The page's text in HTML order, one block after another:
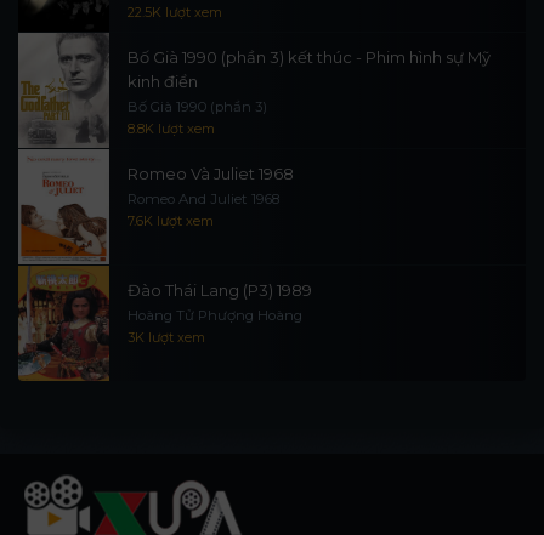
22.5K lượt xem
Bố Già 1990 (phần 3) kết thúc - Phim hình sự Mỹ
kinh điển
Bố Già 1990 (phần 3)
8.8K lượt xem
Romeo Và Juliet 1968
Romeo And Juliet 1968
7.6K lượt xem
Đào Thái Lang (P3) 1989
Hoàng Tử Phượng Hoàng
3K lượt xem